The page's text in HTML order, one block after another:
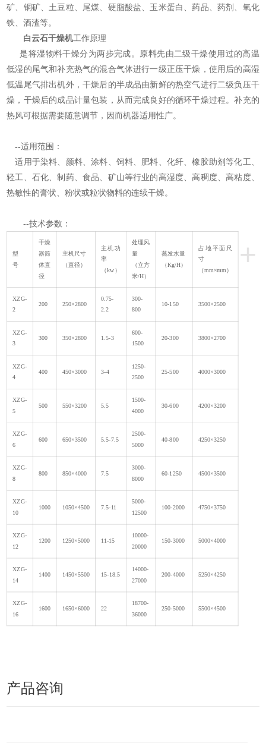
矿、铜矿、土豆粒、尾煤、硬脂酸盐、玉米蛋白、药品、药剂、氧化
铁、酒渣等。
白云石干燥机工作原理
是将湿物料干燥分为两步完成。原料先由二级干燥使用过的高温
低湿的尾气和补充热气的混合气体进行一级正压干燥，使用后的高湿
低温尾气排出机外，干燥后的半成品由新鲜的热空气进行二级负压干
燥，干燥后的成品计量包装，从而完成良好的循环干燥过程。补充的
热风可根据需要随意调节，因而机器适用性广。
--适用范围：
适用于染料、颜料、涂料、饲料、肥料、化纤、橡胶助剂等化工、
轻工、石化、制药、食品、矿山等行业的高湿度、高稠度、高粘度、
热敏性的膏状、粉状或粒状物料的连续干燥。
--技术参数：
+
型
号
干燥
器筒
体直
径
主机尺寸
（直径）
主机功
率
（kw）
处理风
量
（立方
米/H）
蒸发水量
（Kg/H）
占地平面尺
寸
（mm×mm）
XZG-
2
200 250×2800
0.75-
2.2
300-
800
10-150 3500×2500
XZG-
3
300 350×2800 1.5-3
600-
1500
20-300 3800×2700
XZG-
4
400 450×3000 3-4
1250-
2500
25-500 4000×3000
XZG-
5
500 550×3200 5.5
1500-
4000
30-600 4200×3200
XZG-
6
600 650×3500 5.5-7.5
2500-
5000
40-800 4250×3250
XZG-
8
800 850×4000 7.5
3000-
8000
60-1250 4500×3500
XZG-
10
1000 1050×4500 7.5-11
5000-
12500
100-2000 4750×3750
XZG-
12
1200 1250×5000 11-15
10000-
20000
150-3000 5000×4000
XZG-
14
1400 1450×5500 15-18.5
14000-
27000
200-4000 5250×4250
XZG-
16
1600 1650×6000 22
18700-
36000
250-5000 5500×4500
产品咨询